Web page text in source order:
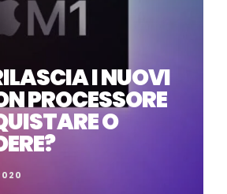
I NUOVI
PROCESSORE
O